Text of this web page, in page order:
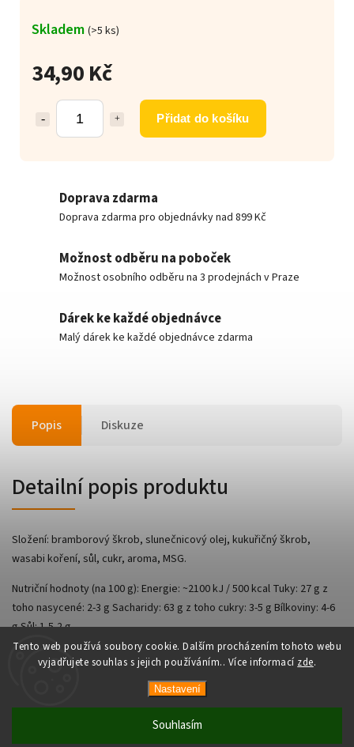
Tento web používá soubory cookie. Dalším procházením tohoto webu
vyjadřujete souhlas s jejich používáním.. Více informací zde.
Nastavení
Souhlasím
34,90 Kč
Přidat do košíku
Skladem (>5 ks)
Doprava zdarma
Doprava zdarma pro objednávky nad 899 Kč
Možnost odběru na poboček
Možnost osobního odběru na 3 prodejnách v Praze
Dárek ke každé objednávce
Malý dárek ke každé objednávce zdarma
Popis Diskuze
Detailní popis produktu
Složení: bramborový škrob, slunečnicový olej, kukuřičný škrob,
wasabi koření, sůl, cukr, aroma, MSG.
Nutriční hodnoty (na 100 g): Energie: ~2100 kJ / 500 kcal Tuky: 27 g z
toho nasycené: 2-3 g Sacharidy: 63 g z toho cukry: 3-5 g Bílkoviny: 4-6
g Sůl: 1,5-2 g
AsianShop
VytvořilShoptet | Design